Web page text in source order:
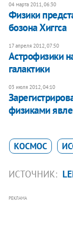
04 марта 2011, 06:30
Физики
бозона Хиггса
17 апреля 2012, 07:50
Астрофизики
галактики
03 июля 2012, 04:10
физиками
КОСМОС
ИСТОЧНИК:
РЕКЛАМА